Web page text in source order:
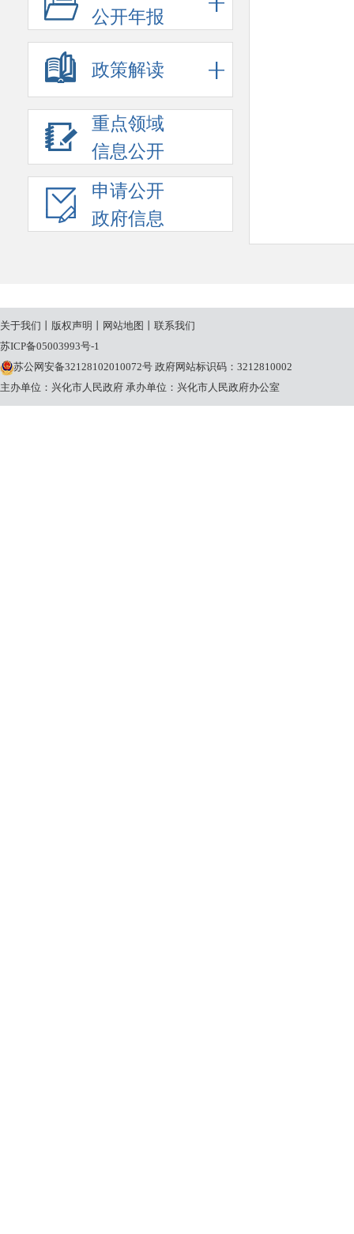
公开年报
政策解读
重点领域
信息公开
申请公开
政府信息
关于我们 版权声明 网站地图
联系我们
苏ICP备05003993号-1
苏公网安备32128102010072号 政府网站标识码：3212810002
主办单位：兴化市人民政府 承办单位：兴化市人民政府办公室